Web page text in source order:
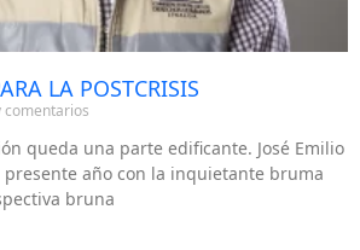
LA POSTCRISIS
comentarios
queda una parte edificante. José Emilio
presente año con la inquietante bruma
bruna